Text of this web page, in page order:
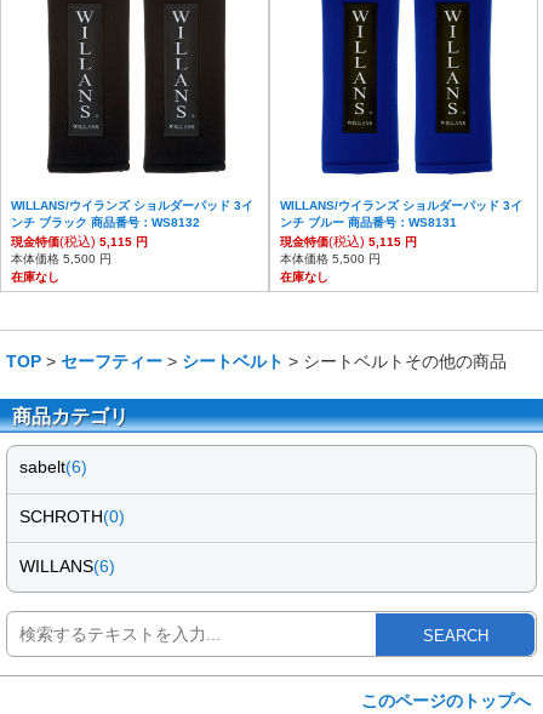
WILLANS/ウイランズ ショルダーパッド 3イ
ンチ ブラック 商品番号：WS8132
現金特価(税込) 5,115 円
本体価格 5,500 円
在庫なし
WILLANS/ウイランズ ショルダーパッド 3イ
ンチ ブルー 商品番号：WS8131
現金特価(税込) 5,115 円
本体価格 5,500 円
在庫なし
TOP > セーフティー > シートベルト > シートベルトその他の商品
商品カテゴリ
sabelt(6)
SCHROTH(0)
WILLANS(6)
SEARCH
このページのトップへ